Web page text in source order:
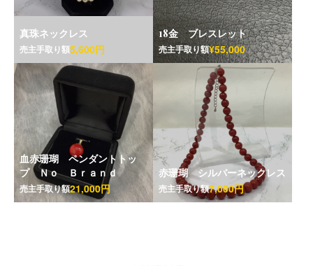
真珠ネックレス
売主手取り額5,600円
18金 ブレスレット
売主手取り額¥55,000
血赤珊瑚 ペンダントトッ
プ Ｎｏ Ｂｒａｎｄ
売主手取り額21,000円
赤珊瑚 シルバーネックレス
売主手取り額7,000円